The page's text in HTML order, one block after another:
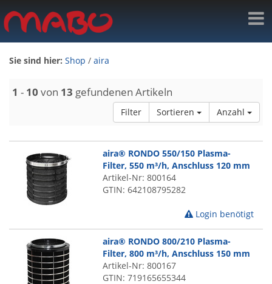
Sie sind hier: Shop / aira
1 - 10 von 13 gefundenen Artikeln
Filter Sortieren Anzahl
aira® RONDO 550/150 Plasma-
Filter, 550 m³/h, Anschluss 120 mm
Artikel-Nr: 800164
GTIN: 642108795282
Login benötigt
aira® RONDO 800/210 Plasma-
Filter, 800 m³/h, Anschluss 150 mm
Artikel-Nr: 800167
GTIN: 719165655344